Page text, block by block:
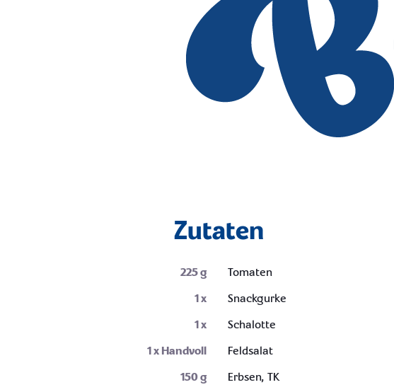
Zutaten
225g
Tomaten
1x
Snackgurke
1x
Schalotte
1x Handvoll
Feldsalat
150g
Erbsen, TK